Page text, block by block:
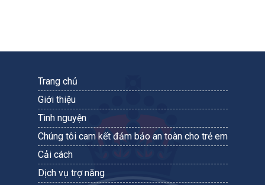
Trang chủ
Giới thiệu
Tình nguyện
Chúng tôi cam kết đảm bảo an toàn cho trẻ em
Cải cách
Dịch vụ trợ năng